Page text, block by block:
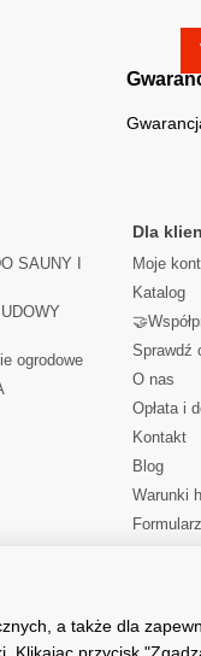
SAUNY I
ogrodowe
Dla
Moje
Katalog
Sprawdź
O nas
Opłata i
Kontakt
Blog
Warunki
Śledź nas
a także dla
Klikając przycisk